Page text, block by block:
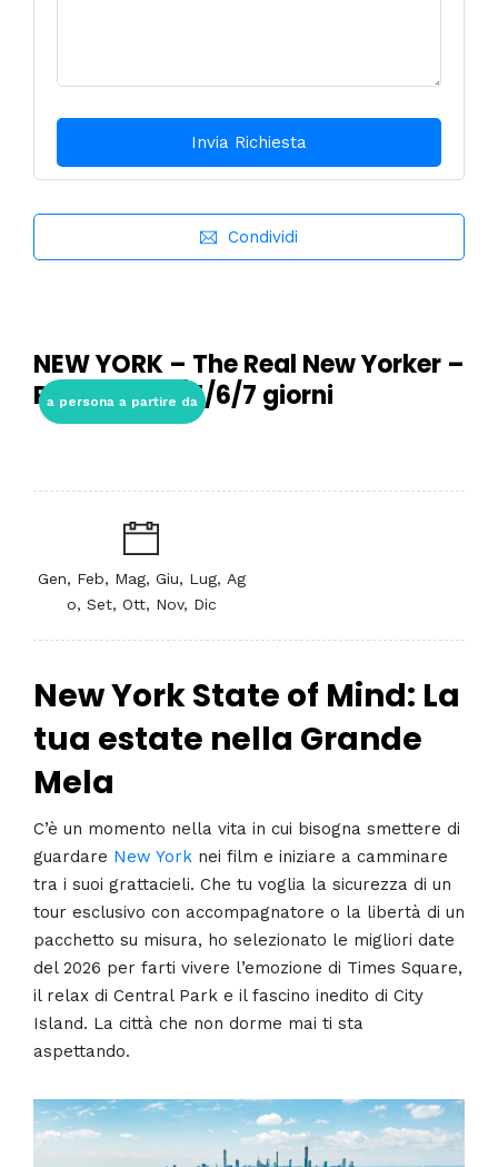
Condividi
NEW YORK – The Real New Yorker –
Pacchetti 4/5/6/7 giorni
a persona a partire da
Gen, Feb, Mag, Giu, Lug, Ag
o, Set, Ott, Nov, Dic
New York State of Mind: La
tua estate nella Grande
Mela
C’è un momento nella vita in cui bisogna smettere di
guardare New York nei film e iniziare a camminare
tra i suoi grattacieli. Che tu voglia la sicurezza di un
tour esclusivo con accompagnatore o la libertà di un
pacchetto su misura, ho selezionato le migliori date
del 2026 per farti vivere l’emozione di Times Square,
il relax di Central Park e il fascino inedito di City
Island. La città che non dorme mai ti sta
aspettando.